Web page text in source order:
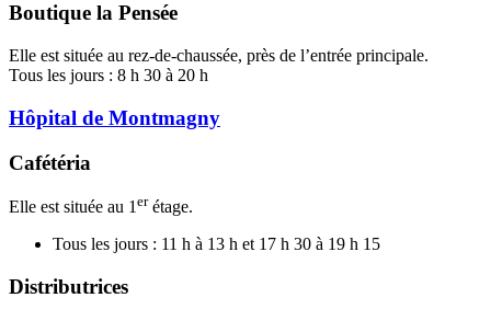
Boutique la Pensée
Elle est située au rez-de-chaussée, près de l’entrée principale.
Tous les jours : 8 h 30 à 20 h
Hôpital de Montmagny
Cafétéria
Elle est située au 1 erétage.
Tous les jours : 11 h à 13 h et 17 h 30 à 19 h 15
Distributrices